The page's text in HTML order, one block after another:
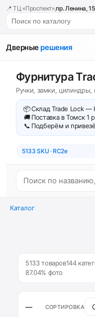
📍 ТЦ «Проспект»,пр. Ленина,
Дверные решения
Фурнитура
Ручки, замки, цилиндры,
📦Склад Trade Lock —
🚚 Поставка в Томск 1
📞 Подберём и
5133 SKU · RC2e
Каталог
5133 товаров144
87.04% фото
— СОРТИРОВКА